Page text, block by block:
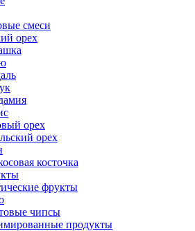
смеси
орех
орех
орех
косточка
фрукты
чипсы
продукты